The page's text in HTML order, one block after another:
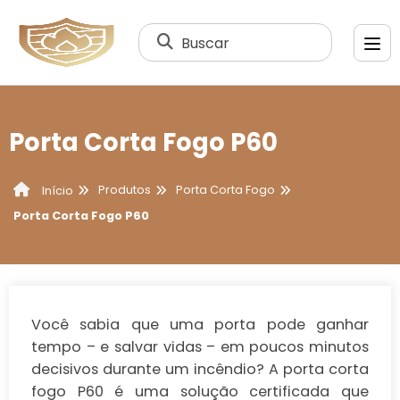
Buscar
Porta Corta Fogo P60
Início Produtos
Porta Corta Fogo
Porta Corta Fogo P60
Você sabia que uma porta pode ganhar
tempo – e salvar vidas – em poucos minutos
decisivos durante um incêndio? A porta corta
fogo P60 é uma solução certificada que